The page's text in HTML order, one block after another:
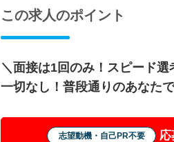
この求人のポイント
＼面接は1回のみ！スピード
一切なし！普段通りのあなた
志望動機・自己PR不要